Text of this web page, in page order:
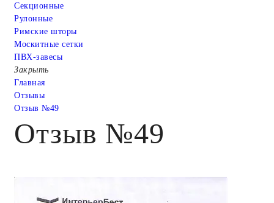
Cекционные
Рулонные
Римские шторы
Москитные сетки
ПВХ-завесы
Закрыть
Главная
Отзывы
Отзыв №49
Отзыв №49